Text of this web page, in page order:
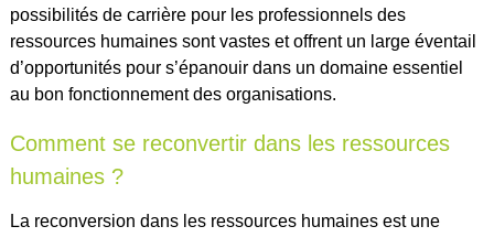
possibilités de carrière pour les professionnels des
ressources humaines sont vastes et offrent un large éventail
d’opportunités pour s’épanouir dans un domaine essentiel
au bon fonctionnement des organisations.
Comment se reconvertir dans les ressources
humaines ?
La reconversion dans les ressources humaines est une